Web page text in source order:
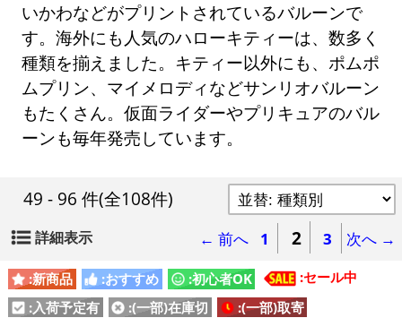
いかわなどがプリントされているバルーンで
す。海外にも人気のハローキティーは、数多く
種類を揃えました。キティー以外にも、ポムポ
ムプリン、マイメロディなどサンリオバルーン
もたくさん。仮面ライダーやプリキュアのバル
ーンも毎年発売しています。
49 - 96 件(全108件)
詳細表示 ← 前へ 1 2 3 次へ →
:新商品 :おすすめ :初心者OK
:セール中
:入荷予定有
:(一部)在庫切 :(一部)取寄